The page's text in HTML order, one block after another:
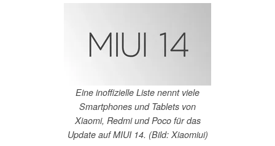
Eine inoffizielle Liste nennt viele
Smartphones und Tablets von
Xiaomi, Redmi und Poco für das
Update auf MIUI 14. (Bild: Xiaomiui)